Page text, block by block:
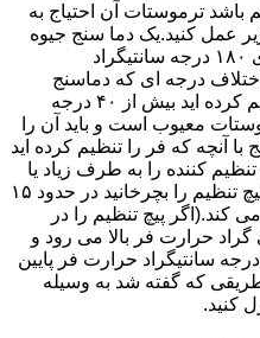
باشد ترموستات آن احتیاج به
عمل کنید.یک دما سنج جیوه
ای در فر گذاشته و درجه فر را روی ۱۸۰ درجه سانتیگراد
پس از ۱۰ تا ۲۰ دقیقه اختلاف درجه ای که دماسنج
نشان می دهد با آنچه که فر را تنظیم کرده اید بیش از ۴۰ درجه
معیوب است و باید آن را
آنچه که فر را تنظیم کرده اید
کننده را به طرف زیاد یا
کم بچرخانید.هر یک چهارم دور که پیچ تنظیم را بچرخانید در حدود ۱۵
کند.(اگر پیچ تنظیم را در
۱۵ درجه سانتی گراد حرارت فر بالا می رود و
اگر در جهت کم چرخانیده شود ۱۵ درجه سانتیگراد حرارت فر پایین
که گفته شد به وسیله
کنید.